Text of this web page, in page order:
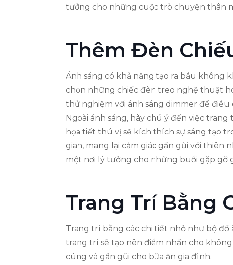
tưởng cho những cuộc trò chuyện thân
Thêm Đèn
Ánh sáng có khả năng tạo ra bầu không
chọn những chiếc đèn treo nghệ thuật
thử nghiệm với ánh sáng dimmer để
Ngoài ánh sáng, hãy chú ý đến việc
họa tiết thú vị sẽ kích thích sự sáng tạo
gian, mang lại cảm giác gần gũi với thiên
một nơi lý tưởng cho những buổi gặp gỡ
Trang Trí Bằng
Trang trí bằng các chi tiết nhỏ như bộ
trang trí sẽ tạo nên điểm nhấn cho
cúng và gần gũi cho bữa ăn gia đình.